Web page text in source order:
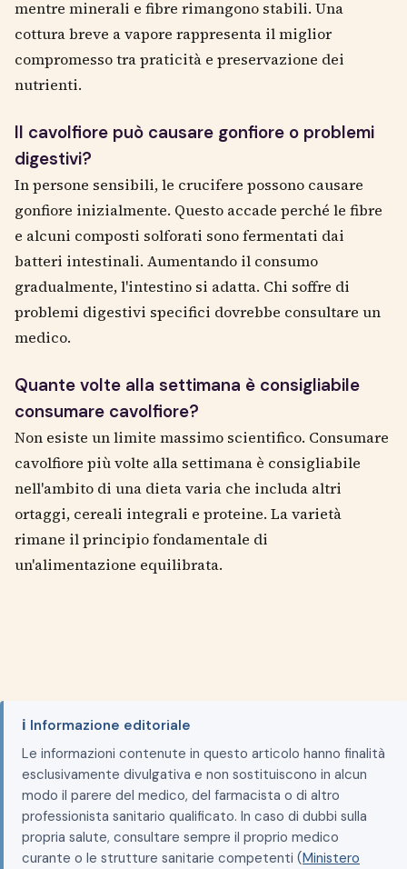
mentre minerali e fibre rimangono stabili. Una
cottura breve a vapore rappresenta il miglior
compromesso tra praticità e preservazione dei
nutrienti.
Il cavolfiore può causare gonfiore o problemi
digestivi?
In persone sensibili, le crucifere possono causare
gonfiore inizialmente. Questo accade perché le fibre
e alcuni composti solforati sono fermentati dai
batteri intestinali. Aumentando il consumo
gradualmente, l'intestino si adatta. Chi soffre di
problemi digestivi specifici dovrebbe consultare un
medico.
Quante volte alla settimana è consigliabile
consumare cavolfiore?
Non esiste un limite massimo scientifico. Consumare
cavolfiore più volte alla settimana è consigliabile
nell'ambito di una dieta varia che includa altri
ortaggi, cereali integrali e proteine. La varietà
rimane il principio fondamentale di
un'alimentazione equilibrata.
ℹ️ Informazione editoriale
Le informazioni contenute in questo articolo hanno finalità
esclusivamente divulgativa e non sostituiscono in alcun
modo il parere del medico, del farmacista o di altro
professionista sanitario qualificato. In caso di dubbi sulla
propria salute, consultare sempre il proprio medico
curante o le strutture sanitarie competenti (Ministero